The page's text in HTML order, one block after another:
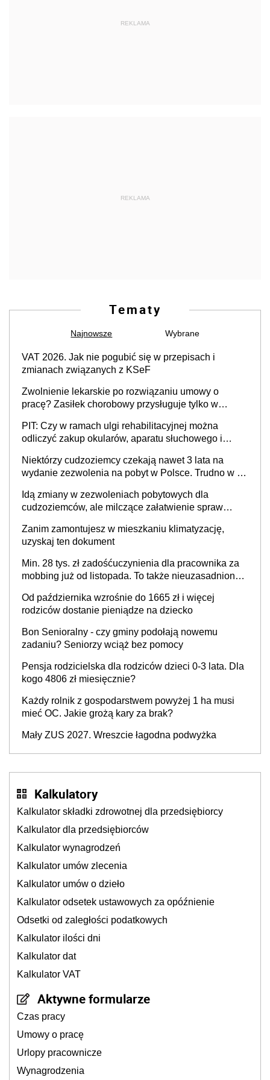
REKLAMA
REKLAMA
Tematy
Najnowsze Wybrane
VAT 2026. Jak nie pogubić się w przepisach i
zmianach związanych z KSeF
Zwolnienie lekarskie po rozwiązaniu umowy o
pracę? Zasiłek chorobowy przysługuje tylko w
stosunku pracy
PIT: Czy w ramach ulgi rehabilitacyjnej można
odliczyć zakup okularów, aparatu słuchowego i
Niektórzy cudzoziemcy czekają nawet 3 lata na
wydanie zezwolenia na pobyt w Polsce. Trudno w to
to realny problem
Idą zmiany w zezwoleniach pobytowych dla
cudzoziemców, ale milczące załatwienie spraw
Zanim zamontujesz w mieszkaniu klimatyzację,
uzyskaj ten dokument
Min. 28 tys. zł zadośćuczynienia dla pracownika za
mobbing już od listopada. To także nieuzasadniona
Od października wzrośnie do 1665 zł i więcej
rodziców dostanie pieniądze na dziecko
Bon Senioralny - czy gminy podołają nowemu
zadaniu? Seniorzy wciąż bez pomocy
Pensja rodzicielska dla rodziców dzieci 0-3 lata. Dla
kogo 4806 zł miesięcznie?
Każdy rolnik z gospodarstwem powyżej 1 ha musi
mieć OC. Jakie grożą kary za brak?
Mały ZUS 2027. Wreszcie łagodna podwyżka
Kalkulatory
Kalkulator składki zdrowotnej dla przedsiębiorcy
Kalkulator dla przedsiębiorców
Kalkulator wynagrodzeń
Kalkulator umów zlecenia
Kalkulator umów o dzieło
Kalkulator odsetek ustawowych za opóźnienie
Odsetki od zaległości podatkowych
Kalkulator ilości dni
Kalkulator dat
Kalkulator VAT
Aktywne formularze
Czas pracy
Umowy o pracę
Urlopy pracownicze
Wynagrodzenia